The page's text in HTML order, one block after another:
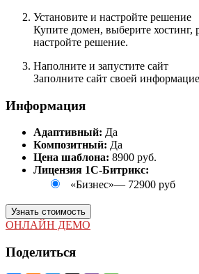
Установите и настройте решение
Купите домен, выберите хостинг,
настройте решение.
Наполните и запустите сайт
Заполните сайт своей
Информация
Адаптивный: Да
Композитный: Да
Цена шаблона: 8900 руб.
Лицензия 1С-Битрикс:
«Бизнес»— 72900 руб
Узнать стоимость
ОНЛАЙН ДЕМО
Поделиться